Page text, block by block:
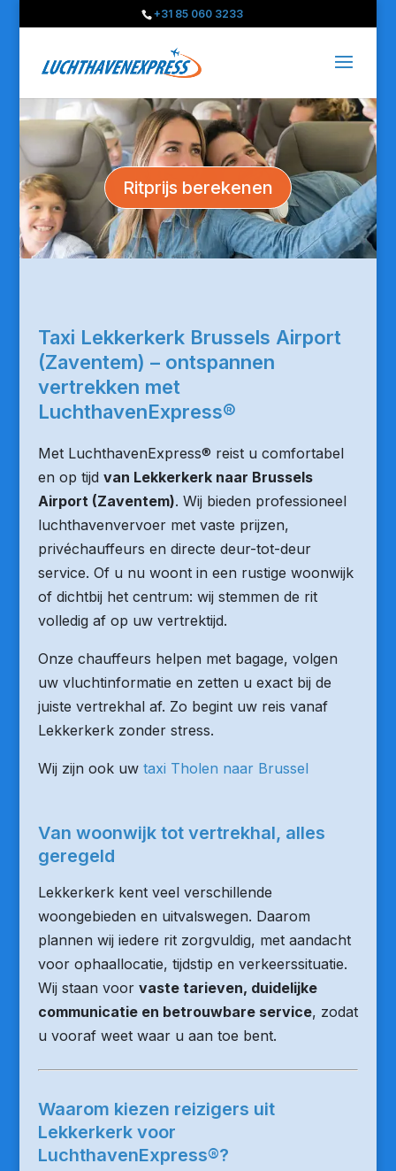
+31 85 060 3233
Ritprijs berekenen
Taxi Lekkerkerk Brussels Airport
(Zaventem) – ontspannen
vertrekken met
LuchthavenExpress®
Met LuchthavenExpress® reist u comfortabel
en op tijd van Lekkerkerk naar Brussels
Airport (Zaventem). Wij bieden professioneel
luchthavenvervoer met vaste prijzen,
privéchauffeurs en directe deur-tot-deur
service. Of u nu woont in een rustige woonwijk
of dichtbij het centrum: wij stemmen de rit
volledig af op uw vertrektijd.
Onze chauffeurs helpen met bagage, volgen
uw vluchtinformatie en zetten u exact bij de
juiste vertrekhal af. Zo begint uw reis vanaf
Lekkerkerk zonder stress.
Wij zijn ook uw taxi Tholen naar Brussel
Van woonwijk tot vertrekhal, alles
geregeld
Lekkerkerk kent veel verschillende
woongebieden en uitvalswegen. Daarom
plannen wij iedere rit zorgvuldig, met aandacht
voor ophaallocatie, tijdstip en verkeerssituatie.
Wij staan voor vaste tarieven, duidelijke
communicatie en betrouwbare service, zodat
u vooraf weet waar u aan toe bent.
Waarom kiezen reizigers uit
Lekkerkerk voor
LuchthavenExpress®?